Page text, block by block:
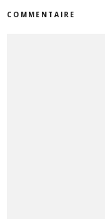
COMMENTAIRE